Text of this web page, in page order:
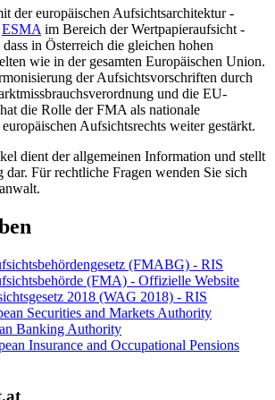
der europäischen Aufsichtsarchitektur -
ESMA im Bereich der Wertpapieraufsicht -
in Österreich die gleichen hohen
wie in der gesamten Europäischen Union.
der Aufsichtsvorschriften durch
und die EU-
die Rolle der FMA als nationale
Aufsichtsrechts weiter gestärkt.
dient der allgemeinen Information und stellt
dar. Für rechtliche Fragen wenden Sie sich
(FMABG) - RIS
(FMA) - Offizielle Website
2018 (WAG 2018) - RIS
Securities and Markets Authority
Banking Authority
Insurance and Occupational Pensions